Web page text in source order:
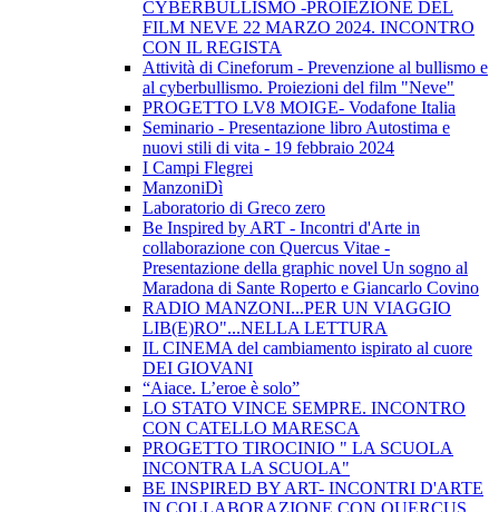
CYBERBULLISMO -PROIEZIONE DEL
FILM NEVE 22 MARZO 2024. INCONTRO
CON IL REGISTA
Attività di Cineforum - Prevenzione al bullismo e
al cyberbullismo. Proiezioni del film "Neve"
PROGETTO LV8 MOIGE- Vodafone Italia
Seminario - Presentazione libro Autostima e
nuovi stili di vita - 19 febbraio 2024
I Campi Flegrei
ManzoniDì
Laboratorio di Greco zero
Be Inspired by ART - Incontri d'Arte in
collaborazione con Quercus Vitae -
Presentazione della graphic novel Un sogno al
Maradona di Sante Roperto e Giancarlo Covino
RADIO MANZONI...PER UN VIAGGIO
LIB(E)RO"...NELLA LETTURA
IL CINEMA del cambiamento ispirato al cuore
DEI GIOVANI
“Aiace. L’eroe è solo”
LO STATO VINCE SEMPRE. INCONTRO
CON CATELLO MARESCA
PROGETTO TIROCINIO " LA SCUOLA
INCONTRA LA SCUOLA"
BE INSPIRED BY ART- INCONTRI D'ARTE